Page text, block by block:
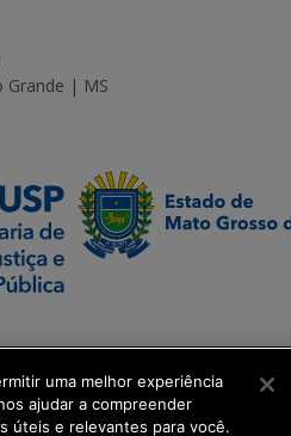
Grande | MS
uma melhor experiência
ajudar a compreender
úteis e relevantes para você.